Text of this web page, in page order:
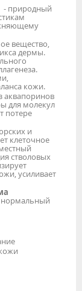
- природный
вещество,
дермы.
кожи.
аквапоринов
для молекул
потере
и
клеточное
стволовых
усиливает